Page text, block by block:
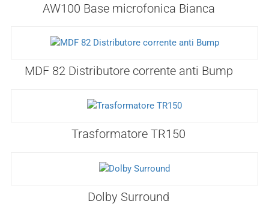
AW100 Base microfonica Bianca
MDF 82 Distributore corrente anti Bump
Trasformatore TR150
Dolby Surround